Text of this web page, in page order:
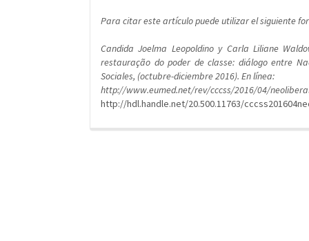
Para citar este artículo puede utilizar el siguiente
Candida Joelma Leopoldino y Carla Liliane
restauração do poder de classe: diálogo entre
Sociales, (octubre-diciembre 2016). En línea:
http://www.eumed.net/rev/cccss/2016/04/
http://hdl.handle.net/20.500.11763/